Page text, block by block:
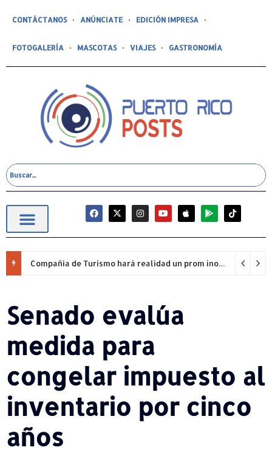
CONTÁCTANOS ANÚNCIATE EDICIÓN IMPRESA
FOTOGALERÍA MASCOTAS VIAJES GASTRONOMÍA
Compañía de Turismo hará realidad un prom inolvidable junto a Jowell para estudiantes de la Escuela Gabriela Mistral
Senado evalúa
medida para
congelar impuesto al
inventario por cinco
años